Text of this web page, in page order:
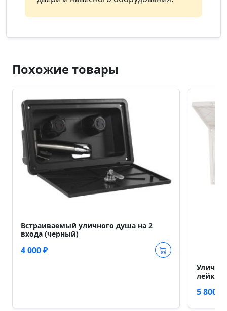
Похожие товары
Встраиваемый уличного душа на 2
входа (черный)
4 000 ₽
лейка
5 800 ₽